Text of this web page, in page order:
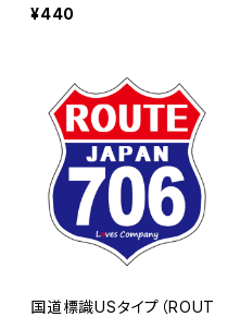
¥440
国道標識USタイプ（ROUT